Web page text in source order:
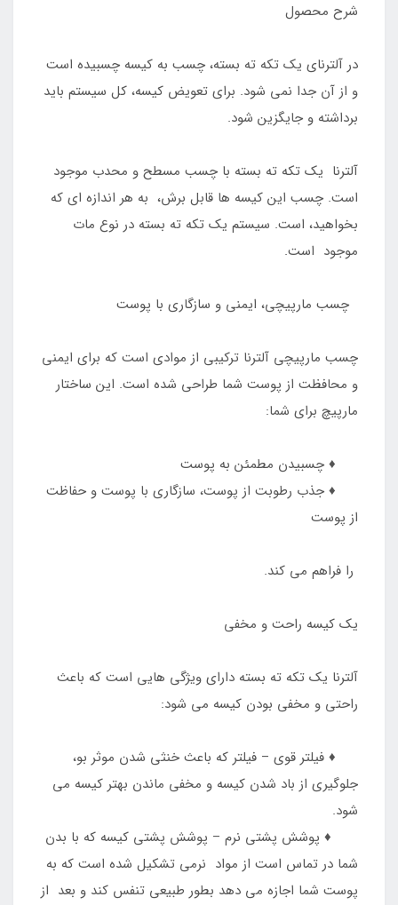
شرح محصول
در آلترنای یک تکه ته بسته، چسب به کیسه چسبیده است
و از آن جدا نمی شود. برای تعویض کیسه، کل سیستم باید
برداشته و جایگزین شود.
آلترنا یک تکه ته بسته با چسب مسطح و محدب موجود
است. چسب این کیسه ها قابل برش، به هر اندازه ای که
بخواهید، است. سیستم یک تکه ته بسته در نوع مات
موجود است.
چسب مارپیچی، ایمنی و سازگاری با پوست
چسب مارپیچی آلترنا ترکیبی از موادی است که برای ایمنی
و محافظت از پوست شما طراحی شده است. این ساختار
مارپیچ برای شما:
♦️ چسبیدن مطمئن به پوست
♦️ جذب رطوبت از پوست، سازگاری با پوست و حفاظت
از پوست
را فراهم می کند.
یک کیسه راحت و مخفی
آلترنا یک تکه ته بسته دارای ویژگی هایی است که باعث
راحتی و مخفی بودن کیسه می شود:
♦️ فیلتر قوی – فیلتر که باعث خنثی شدن موثر بو،
جلوگیری از باد شدن کیسه و مخفی ماندن بهتر کیسه می
شود.
♦️ پوشش پشتی نرم – پوشش پشتی کیسه که با بدن
شما در تماس است از مواد نرمی تشکیل شده است که به
پوست شما اجازه می دهد بطور طبیعی تنفس کند و بعد از